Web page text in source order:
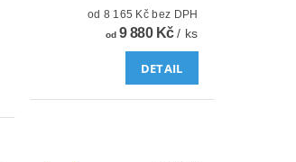
od 8 165 Kč bez DPH
od9 880 Kč/ ks
DETAIL